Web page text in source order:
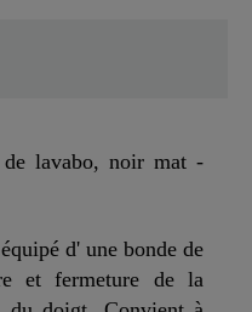
lavabo, noir mat -
d' une bonde de
et fermeture de la